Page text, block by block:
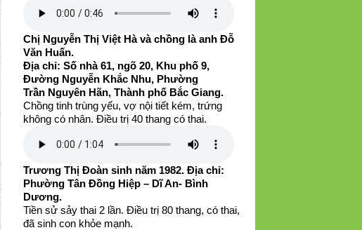
Chị Nguyễn Thị Việt Hà và chồng là anh Đỗ
Văn Huấn.
Địa chỉ: Số nhà 61, ngõ 20, Khu phố 9,
Đường Nguyễn Khắc Nhu, Phường
Trần Nguyên Hãn, Thành phố Bắc Giang.
Chồng tinh trùng yếu, vợ nội tiết kém, trứng
không có nhân. Điều trị 40 thang có thai.
Trương Thị Đoàn sinh năm 1982. Địa chỉ:
Phường Tân Đồng Hiệp – Dĩ An- Bình
Dương.
Tiền sử sảy thai 2 lần. Điều trị 80 thang, có thai,
đã sinh con khỏe mạnh.